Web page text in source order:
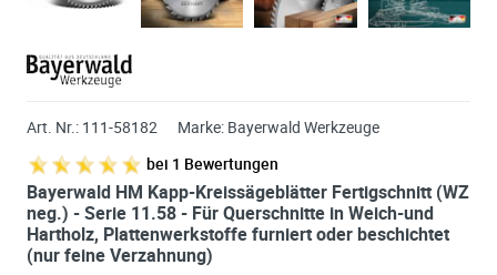
Art. Nr.: 111-58182 Marke: Bayerwald Werkzeuge
bei 1 Bewertungen
Bayerwald HM Kapp-Kreissägeblätter Fertigschnitt (WZ
neg.) - Serie 11.58 - Für Querschnitte in Weich-und
Hartholz, Plattenwerkstoffe furniert oder beschichtet
(nur feine Verzahnung)